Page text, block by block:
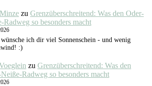
zu Grenzüberschreitend: Was den Oder-
Radweg so besonders macht
ich dir viel Sonnenschein - und wenig
:)
zu Grenzüberschreitend: Was den
Radweg so besonders macht